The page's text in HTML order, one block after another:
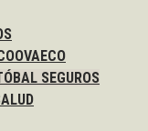
SEGUROS